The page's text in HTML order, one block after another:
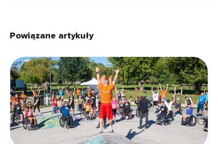
Powiązane artykuły